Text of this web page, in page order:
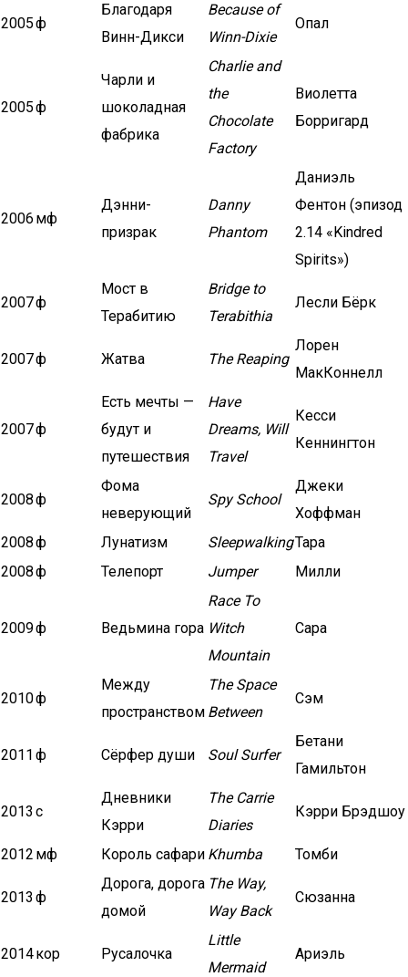
2005ф
Благодаря
Винн-Дикси
Because of
Winn-Dixie
Опал
2005ф
Чарли и
шоколадная
фабрика
Charlie and
the
Chocolate
Factory
Виолетта
Борригард
2006 мф
Дэнни-
призрак
Danny
Phantom
Даниэль
Фентон (эпизод
2.14 «Kindred
Spirits»)
2007ф
Мост в
Терабитию
Bridge to
Terabithia
Лесли Бёрк
2007ф Жатва The Reaping
Лорен
МакКоннелл
2007ф
Есть мечты —
будут и
путешествия
Have
Dreams, Will
Travel
Кесси
Кеннингтон
2008ф
Фома
неверующий
Spy School
Джеки
Хоффман
2008ф Лунатизм SleepwalkingТара
2008ф Телепорт Jumper Милли
2009ф Ведьмина гора
Race To
Witch
Mountain
Сара
2010ф
Между
пространством
The Space
Between
Сэм
2011 ф Сёрфер души Soul Surfer
Бетани
Гамильтон
2013 с
Дневники
Кэрри
The Carrie
Diaries
Кэрри Брэдшоу
2012 мф Король сафари Khumba Томби
2013 ф
Дорога, дорога
домой
The Way,
Way Back
Сюзанна
2014кор Русалочка
Little
Mermaid
Ариэль